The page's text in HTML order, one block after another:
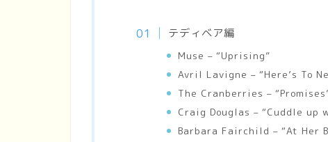
テディベア編
Muse – “Uprising”
Avril Lavigne – “Here’s To
The Cranberries –
Craig Douglas – “Cuddle up
Barbara Fairchild – “At Her